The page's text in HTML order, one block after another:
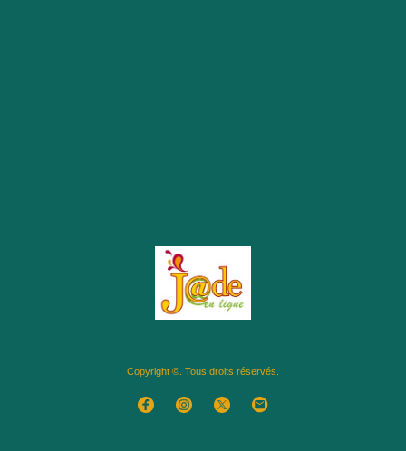
Copyright ©. Tous droits réservés.